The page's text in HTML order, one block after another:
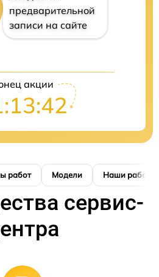
предварительной
записи на сайте
акции
работ Модели Наши работы
сервис-